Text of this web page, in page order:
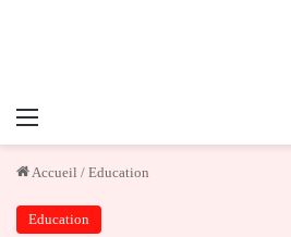
Menu
Accueil / Education
Education